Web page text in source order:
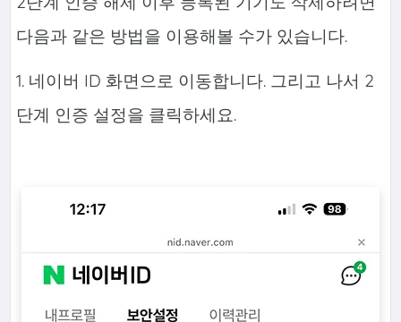
다음과 같은 방법을 이용해볼 수가 있습니다.
1. 네이버 ID 화면으로 이동합니다. 그리고 나서 2
단계 인증 설정을 클릭하세요.